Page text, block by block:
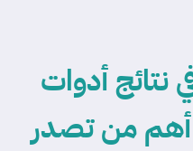
نتائج أدوات
أهم من تصدر